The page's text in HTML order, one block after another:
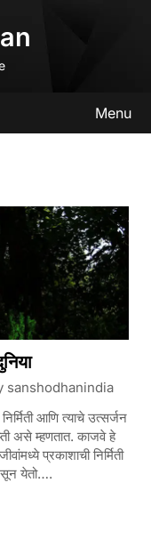
Menu
sanshodhanindia
आणि त्याचे उत्सर्जन
असे म्हणतात. काजवे हे
प्रकाशाची निर्मिती
येतो….